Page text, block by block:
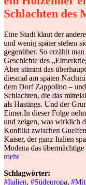
Schlachten des
Eine Stadt klaut der
und wenig später stehen
gegenüber. So erzählt
Geschichte des
Aber stimmt das
diesmal am späten
dem Dorf Zappolino –
Schlachten, die das
als Hastings. Und der
Eimer.In dieser Folge
und zeigen, was wirklich
Konflikt zwischen
Kaiser, der ganz Italien
Modena das
mehr
Schlagwörter:
#Italien, #Südeuropa,